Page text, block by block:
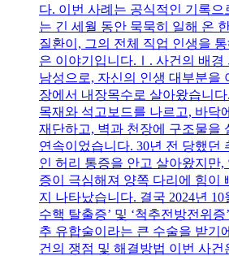
다. 이번 사례는 공식적인 기록으
는 긴 세월 동안 묵묵히 일해 온
질환이, 그의 전체 직업 인생을
은 이야기입니다.Ⅰ. 사건의 배경
남성으로, 자신의 인생 대부분을
장에서 내장목수로 살아왔습니
목재와 석고보드를 나르고, 바닥
재단하고, 벽과 천장에 구조물을
연속이었습니다. 30년 전 당했던
인 허리 통증을 안고 살아왔지만,
증이 극심해져 양쪽 다리에 힘이
지 나타났습니다. 결국 2024년 10
수핵 탈출증’ 및 ‘척추전방전위
추 유합술이라는 큰 수술을 받
건의 쟁점 및 해결방법 이번 사